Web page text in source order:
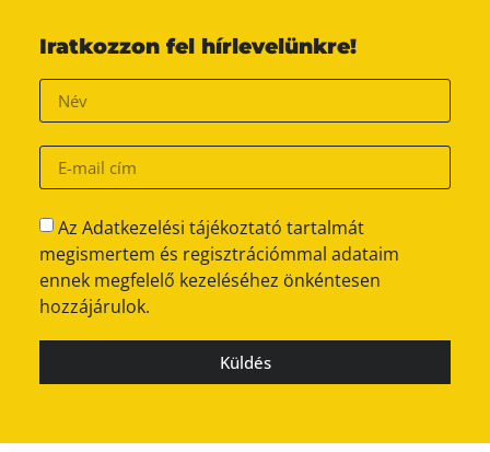
Iratkozzon fel hírlevelünkre!
Az Adatkezelési tájékoztató tartalmát
megismertem és regisztrációmmal adataim
ennek megfelelő kezeléséhez önkéntesen
hozzájárulok.
Küldés